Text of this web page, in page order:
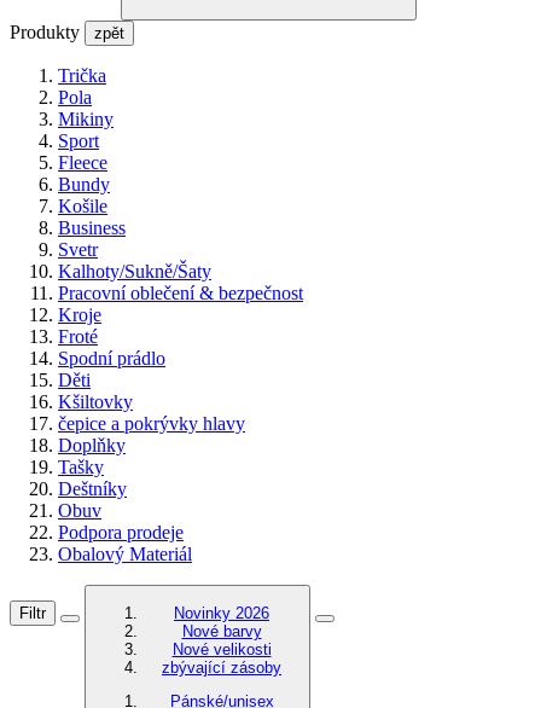
Produkty zpět
Trička
Pola
Mikiny
Sport
Fleece
Bundy
Košile
Business
Svetr
Kalhoty/Sukně/Šaty
Pracovní oblečení & bezpečnost
Kroje
Froté
Spodní prádlo
Děti
Kšiltovky
čepice a pokrývky hlavy
Doplňky
Tašky
Deštníky
Obuv
Podpora prodeje
Obalový Materiál
Filtr
Novinky 2026
Nové barvy
Nové velikosti
zbývající zásoby
Pánské/unisex